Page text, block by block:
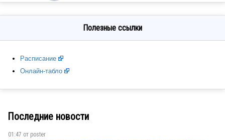
RUS
Полезные ссылки
Расписание
Онлайн-табло
Последние новости
01:47 от poster